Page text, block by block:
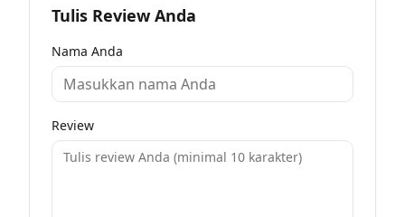
Tulis Review Anda
Nama Anda
Review